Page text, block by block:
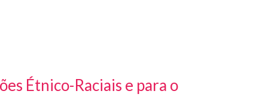
Étnico-Raciais e para o